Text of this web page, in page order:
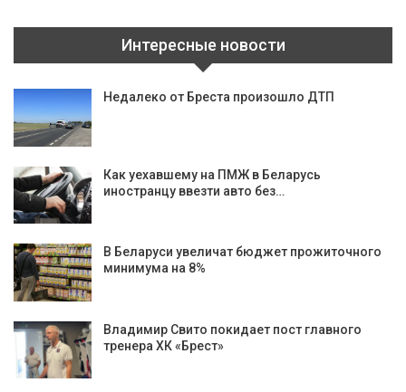
Интересные новости
Недалеко от Бреста произошло ДТП
Как уехавшему на ПМЖ в Беларусь
иностранцу ввезти авто без…
В Беларуси увеличат бюджет прожиточного
минимума на 8%
Владимир Свито покидает пост главного
тренера ХК «Брест»